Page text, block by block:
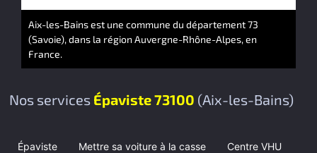
Nos services Épaviste 73100 (Aix-les-Bains)
Épaviste Mettre sa voiture à la casse Centre VHU
Aix-les-Bains est une commune du département 73
(Savoie), dans la région Auvergne-Rhône-Alpes, en
France.